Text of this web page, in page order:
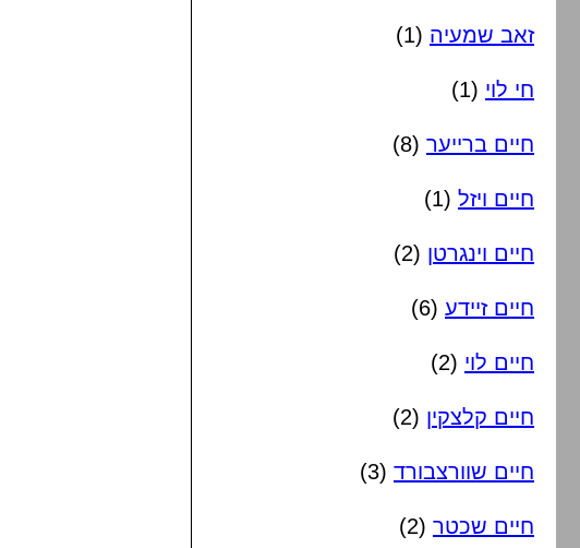
זאב שמעיה (1)
חי לוי (1)
חיים ברייער (8)
חיים ויזל (1)
חיים וינגרטן (2)
חיים זיידע (6)
חיים לוי (2)
חיים קלצקין (2)
חיים שוורצבורד (3)
חיים שכטר (2)